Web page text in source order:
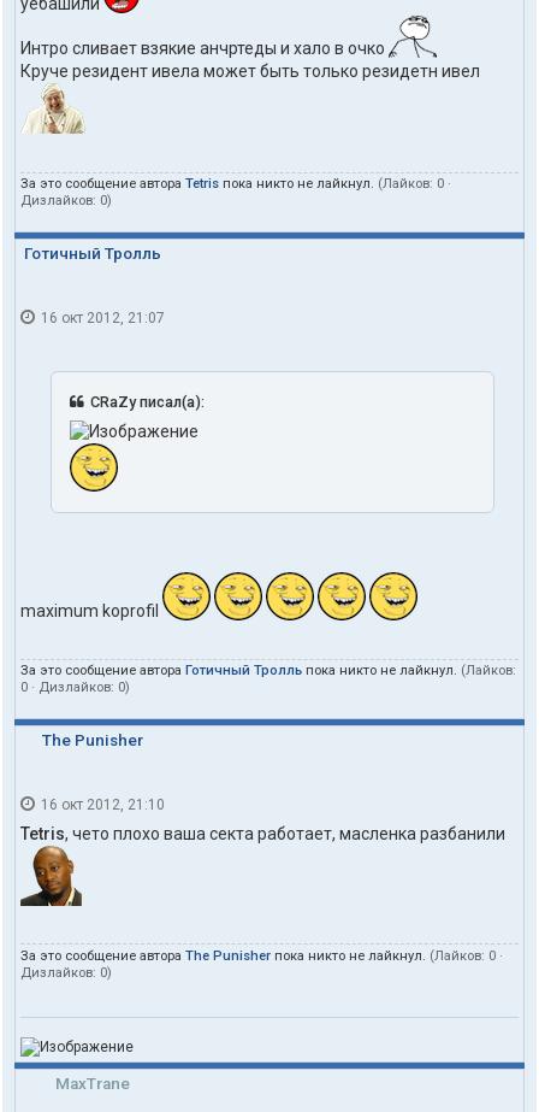
Интро сливает взякие анчртеды и хало в очко
Круче резидент ивела может быть только резидетн ивел
За это сообщение автора Tetris пока никто не лайкнул. (Лайков: 0 ·
Дизлайков: 0)
Готичный Тролль
16 окт 2012, 21:07
CRaZy писал(а):
maximum koprofil
За это сообщение автора Готичный Тролль пока никто не лайкнул. (Лайков:
0 · Дизлайков: 0)
The Punisher
16 окт 2012, 21:10
Tetris, чето плохо ваша секта работает, масленка разбанили
За это сообщение автора The Punisher пока никто не лайкнул. (Лайков: 0 ·
Дизлайков: 0)
MaxTrane